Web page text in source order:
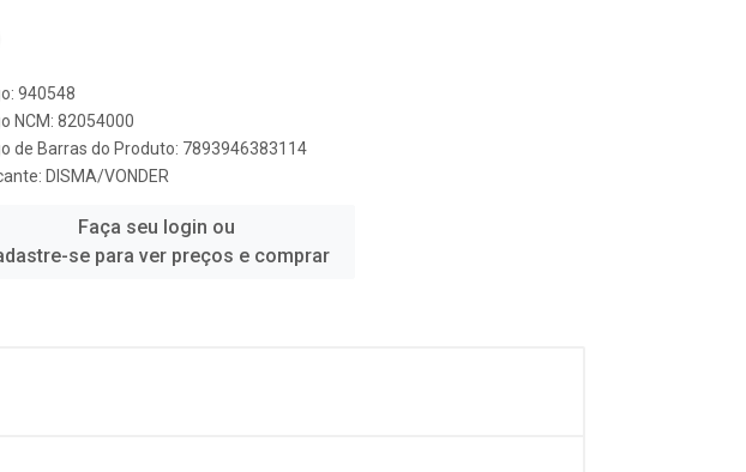
940548
NCM: 82054000
de Barras do Produto: 7893946383114
DISMA/VONDER
Faça seu login ou
se para ver preços e comprar